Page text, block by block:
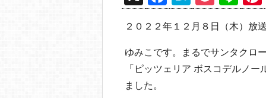
a
c
e
b
at
e
n
a
o
ck
et
n
e
２０２２年１２月８日（木）放
ゆみこです。まるでサンタクロ
「ピッツェリア ボスコデルノ
ました。